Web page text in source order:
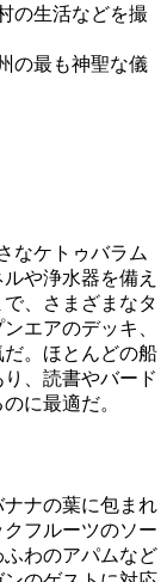
の生活などを撮
の最も神聖な儀
なケトゥバラム
や浄水器を備え
、さまざまなタ
エアのデッキ、
。ほとんどの船
、読書やバード
に最適だ。
ナの葉に包まれ
フルーツのソー
わのアパムなど